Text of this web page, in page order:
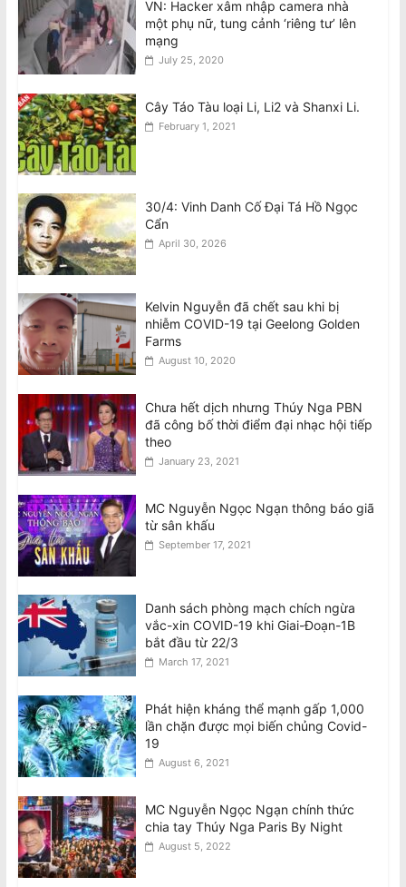
Thiên Nguyễn bị buộc tội giết phụ nữ
gốc Việt, ngáp trong phiên tòa
VN: Hacker xâm nhập camera nhà
một phụ nữ, tung cảnh ‘riêng tư’ lên
mạng
July 25, 2020
Cây Táo Tàu loại Li, Li2 và Shanxi Li.
February 1, 2021
30/4: Vinh Danh Cố Đại Tá Hồ Ngọc
Cẩn
April 30, 2026
Kelvin Nguyễn đã chết sau khi bị
nhiễm COVID-19 tại Geelong Golden
Farms
August 10, 2020
Chưa hết dịch nhưng Thúy Nga PBN
đã công bố thời điểm đại nhạc hội tiếp
theo
January 23, 2021
MC Nguyễn Ngọc Ngạn thông báo giã
từ sân khấu
September 17, 2021
Danh sách phòng mạch chích ngừa
vắc-xin COVID-19 khi Giai-Đoạn-1B
bắt đầu từ 22/3
March 17, 2021
Phát hiện kháng thể mạnh gấp 1,000
lần chặn được mọi biến chủng Covid-
19
August 6, 2021
MC Nguyễn Ngọc Ngạn chính thức
chia tay Thúy Nga Paris By Night
August 5, 2022